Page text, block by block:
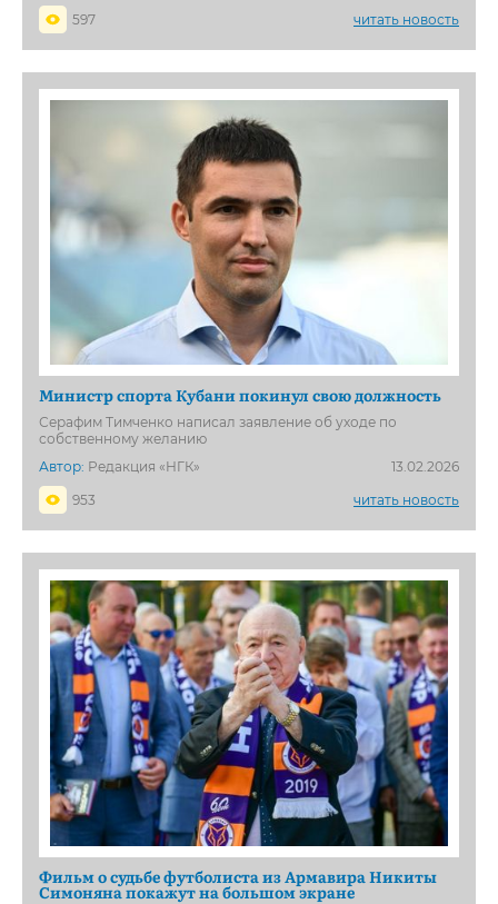
597 читать новость
Министр спорта Кубани покинул свою должность
Серафим Тимченко написал заявление об уходе по
собственному желанию
Автор: Редакция «НГК»
13.02.2026
953
читать новость
Фильм о судьбе футболиста из Армавира Никиты
Симоняна покажут на большом экране